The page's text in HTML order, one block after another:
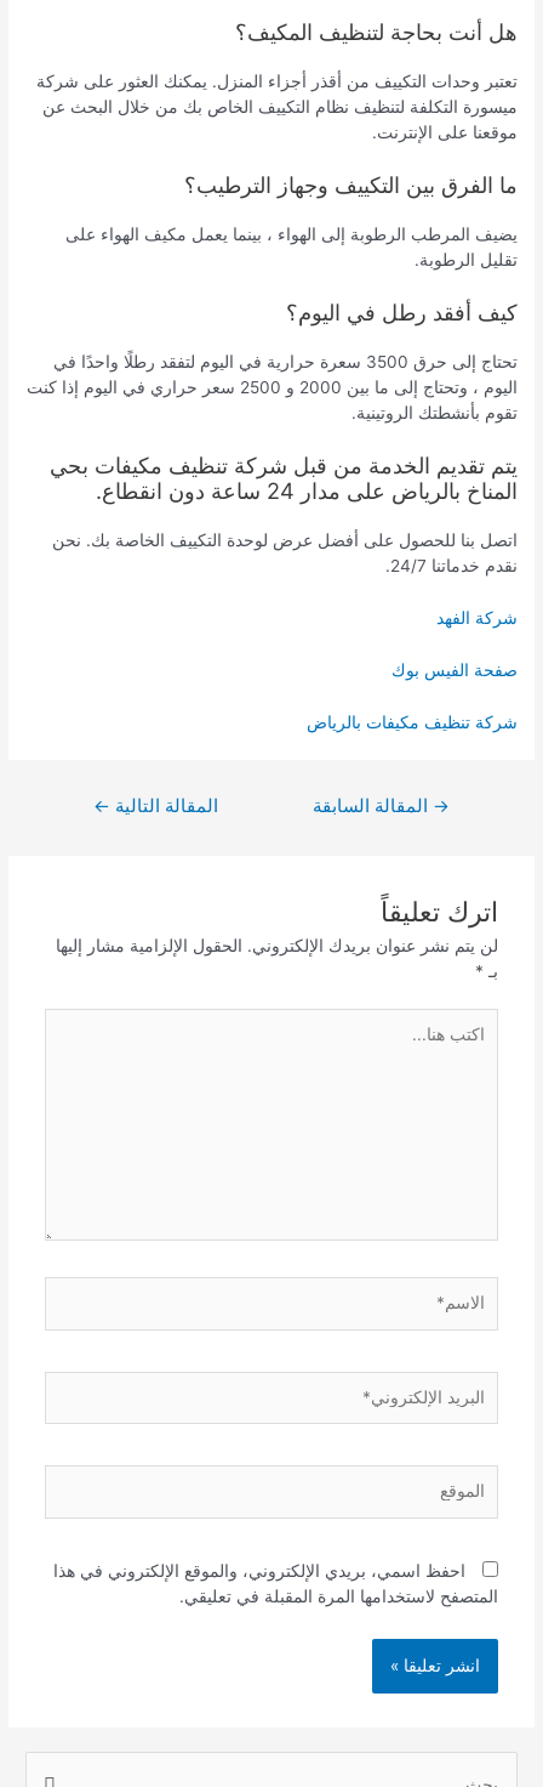
هل أنت بحاجة لتنظيف المكيف؟
تعتبر وحدات التكييف من أقذر أجزاء المنزل. يمكنك العثور على شركة
ميسورة التكلفة لتنظيف نظام التكييف الخاص بك من خلال البحث عن
موقعنا على الإنترنت.
ما الفرق بين التكييف وجهاز الترطيب؟
يضيف المرطب الرطوبة إلى الهواء ، بينما يعمل مكيف الهواء على
تقليل الرطوبة.
كيف أفقد رطل في اليوم؟
تحتاج إلى حرق 3500 سعرة حرارية في اليوم لتفقد رطلًا واحدًا في
اليوم ، وتحتاج إلى ما بين 2000 و 2500 سعر حراري في اليوم إذا كنت
تقوم بأنشطتك الروتينية.
يتم تقديم الخدمة من قبل شركة تنظيف مكيفات بحي
المناخ بالرياض على مدار 24 ساعة دون انقطاع.
اتصل بنا للحصول على أفضل عرض لوحدة التكييف الخاصة بك. نحن
نقدم خدماتنا 24/7.
شركة الفهد
صفحة الفيس بوك
شركة تنظيف مكيفات بالرياض
→ المقالة السابقة المقالة التالية ←
اترك تعليقاً
لن يتم نشر عنوان بريدك الإلكتروني. الحقول الإلزامية مشار إليها
بـ *
هنا...
الإلكتروني*
احفظ اسمي، بريدي الإلكتروني، والموقع الإلكتروني في هذا
المتصفح لاستخدامها المرة المقبلة في تعليقي.